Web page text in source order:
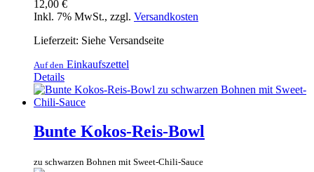
12,00 €
Inkl. 7% MwSt., zzgl. Versandkosten
Lieferzeit: Siehe Versandseite
Auf den Einkaufszettel
Details
Bunte Kokos-Reis-Bowl
zu schwarzen Bohnen mit Sweet-Chili-Sauce